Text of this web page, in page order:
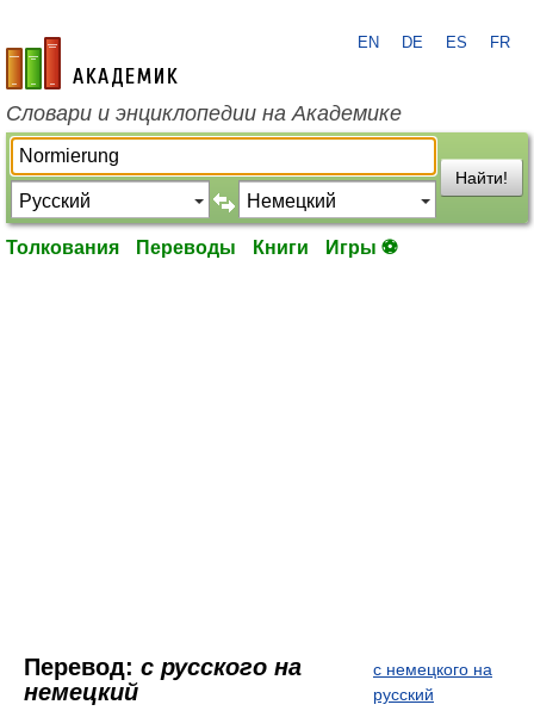
academic.ru
EN DE ES FR
Словари и энциклопедии на Академике
Найти!
Толкования Переводы Книги Игры ⚽
Перевод: с русского на
немецкий
с немецкого на
русский